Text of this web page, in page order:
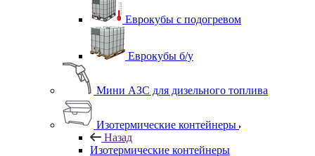
Еврокубы с подогревом
Еврокубы б/у
Мини АЗС для дизельного топлива
Изотермические контейнеры
Назад
Изотермические контейнеры